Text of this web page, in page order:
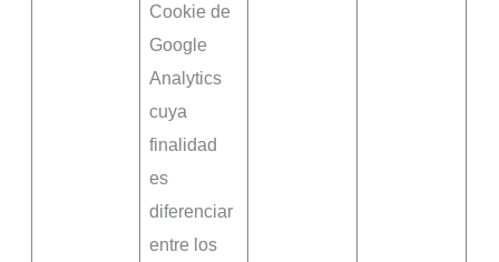
Cookie de
Google
Analytics
cuya
finalidad
es
diferenciar
entre los